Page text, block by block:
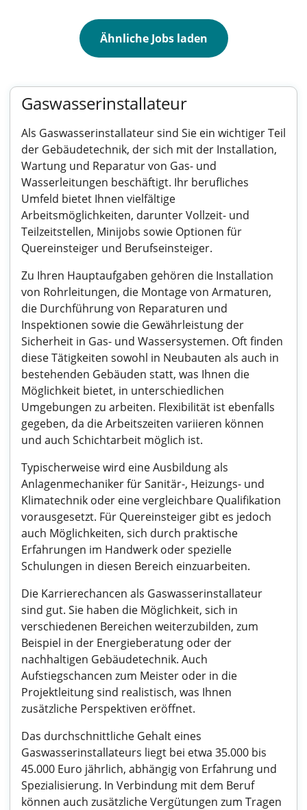
Ähnliche Jobs laden
Gaswasserinstallateur
Als Gaswasserinstallateur sind Sie ein wichtiger Teil
der Gebäudetechnik, der sich mit der Installation,
Wartung und Reparatur von Gas- und
Wasserleitungen beschäftigt. Ihr berufliches
Umfeld bietet Ihnen vielfältige
Arbeitsmöglichkeiten, darunter Vollzeit- und
Teilzeitstellen, Minijobs sowie Optionen für
Quereinsteiger und Berufseinsteiger.
Zu Ihren Hauptaufgaben gehören die Installation
von Rohrleitungen, die Montage von Armaturen,
die Durchführung von Reparaturen und
Inspektionen sowie die Gewährleistung der
Sicherheit in Gas- und Wassersystemen. Oft finden
diese Tätigkeiten sowohl in Neubauten als auch in
bestehenden Gebäuden statt, was Ihnen die
Möglichkeit bietet, in unterschiedlichen
Umgebungen zu arbeiten. Flexibilität ist ebenfalls
gegeben, da die Arbeitszeiten variieren können
und auch Schichtarbeit möglich ist.
Typischerweise wird eine Ausbildung als
Anlagenmechaniker für Sanitär-, Heizungs- und
Klimatechnik oder eine vergleichbare Qualifikation
vorausgesetzt. Für Quereinsteiger gibt es jedoch
auch Möglichkeiten, sich durch praktische
Erfahrungen im Handwerk oder spezielle
Schulungen in diesen Bereich einzuarbeiten.
Die Karrierechancen als Gaswasserinstallateur
sind gut. Sie haben die Möglichkeit, sich in
verschiedenen Bereichen weiterzubilden, zum
Beispiel in der Energieberatung oder der
nachhaltigen Gebäudetechnik. Auch
Aufstiegschancen zum Meister oder in die
Projektleitung sind realistisch, was Ihnen
zusätzliche Perspektiven eröffnet.
Das durchschnittliche Gehalt eines
Gaswasserinstallateurs liegt bei etwa 35.000 bis
45.000 Euro jährlich, abhängig von Erfahrung und
Spezialisierung. In Verbindung mit dem Beruf
können auch zusätzliche Vergütungen zum Tragen